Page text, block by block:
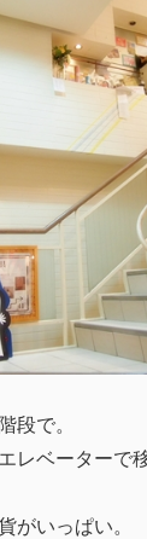
段で。
レベーターで
がいっぱい。